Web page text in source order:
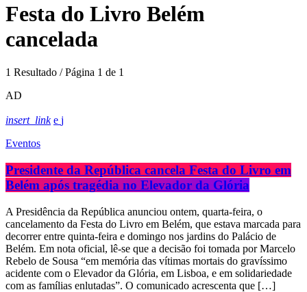
Festa do Livro Belém
cancelada
1 Resultado / Página 1 de 1
AD
insert_link
Eventos
Presidente da República cancela Festa do Livro em
Belém após tragédia no Elevador da Glória
A Presidência da República anunciou ontem, quarta-feira, o
cancelamento da Festa do Livro em Belém, que estava marcada para
decorrer entre quinta-feira e domingo nos jardins do Palácio de
Belém. Em nota oficial, lê-se que a decisão foi tomada por Marcelo
Rebelo de Sousa “em memória das vítimas mortais do gravíssimo
acidente com o Elevador da Glória, em Lisboa, e em solidariedade
com as famílias enlutadas”. O comunicado acrescenta que […]